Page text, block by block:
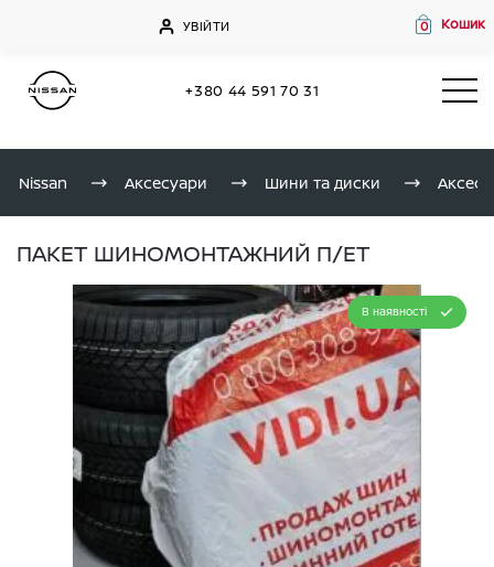
УВІЙТИ 0 Кошик
+380 44 591 70 31
Nissan Аксесуари Шини та диски
ПАКЕТ ШИНОМОНТАЖНИЙ П/ЕТ
В наявності